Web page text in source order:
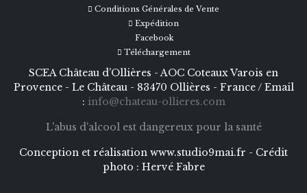
Conditions Générales de Vente
Expédition
Facebook
Téléchargement
SCEA Château d’Ollières - AOC Coteaux Varois en
Provence - Le Château - 83470 Ollières - France / Email
: info@chateau-ollieres.com
L'abus d'alcool est dangereux pour la santé
Conception et réalisation www.studio9mai.fr - Crédit
photo : Hervé Fabre